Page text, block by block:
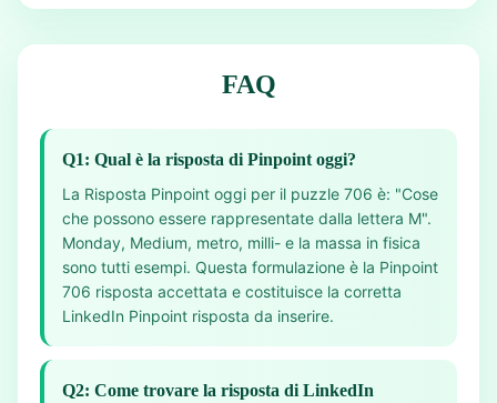
FAQ
Q1: Qual è la risposta di Pinpoint oggi?
La Risposta Pinpoint oggi per il puzzle 706 è: "Cose
che possono essere rappresentate dalla lettera M".
Monday, Medium, metro, milli- e la massa in fisica
sono tutti esempi. Questa formulazione è la Pinpoint
706 risposta accettata e costituisce la corretta
LinkedIn Pinpoint risposta da inserire.
Q2: Come trovare la risposta di LinkedIn